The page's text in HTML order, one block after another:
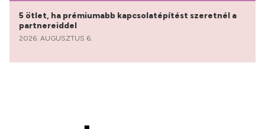
5 ötlet, ha prémiumabb kapcsolatépítést szeretnél a
partnereiddel
2026. AUGUSZTUS 6.